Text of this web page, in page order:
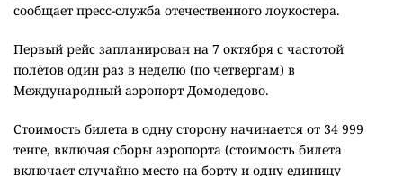
сообщает пресс-служба отечественного лоукостера.
Первый рейс запланирован на 7 октября с частотой
полётов один раз в неделю (по четвергам) в
Международный аэропорт Домодедово.
Стоимость билета в одну сторону начинается от 34 999
тенге, включая сборы аэропорта (стоимость билета
включает случайно место на борту и одну единицу